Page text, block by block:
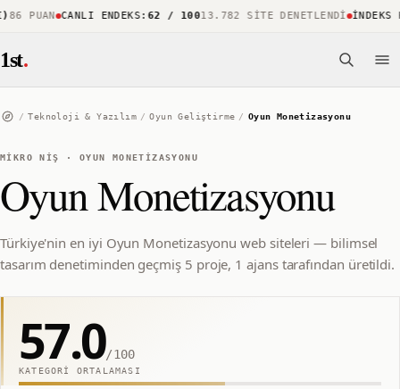
PUAN CANLI ENDEKS:62 / 10013.782 SITE DENETLENDI İNDEKS
1st.
/ Teknoloji & Yazılım / Oyun Geliştirme / Oyun Monetizasyonu
MIKRO NIŞ · OYUN MONETIZASYONU
Oyun Monetizasyonu
Türkiye'nin en iyi Oyun Monetizasyonu web siteleri — bilimsel
tasarım denetiminden geçmiş 5 proje, 1 ajans tarafından üretildi.
57.0/100
KATEGORI ORTALAMASI